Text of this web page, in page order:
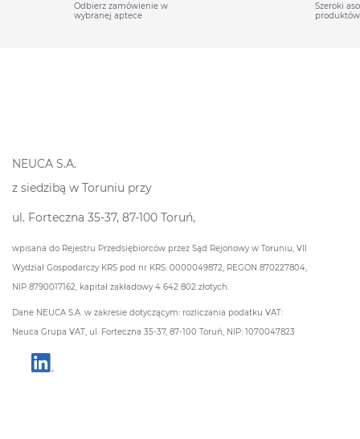
Odbierz zamówienie w
wybranej aptece
Szeroki
produktów
NEUCA S.A.
z siedzibą w Toruniu przy
ul. Forteczna 35-37, 87-100 Toruń,
wpisana do Rejestru Przedsiębiorców przez Sąd Rejonowy w Toruniu, VII
Wydział Gospodarczy KRS pod nr KRS: 0000049872, REGON 870227804,
NIP 8790017162, kapitał zakładowy 4 642 802 złotych.
Dane NEUCA S.A. w zakresie dotyczącym: rozliczania podatku VAT:
Neuca Grupa VAT, ul. Forteczna 35-37, 87-100 Toruń, NIP: 1070047823